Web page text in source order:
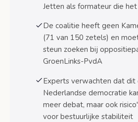
Zoeken naar
Tijdlijn kabinetsformatie
tot beëdiging
Belangrijkste
formatieproces
Duur vergeleken met
Verwachtingen en
minderheidskabinet
Jetten als formateur die
De coalitie heeft geen
(71 van 150 zetels) en
steun zoeken bij
GroenLinks-PvdA
Experts verwachten dat
Nederlandse democratie
meer debat, maar ook
voor bestuurlijke stabiliteit